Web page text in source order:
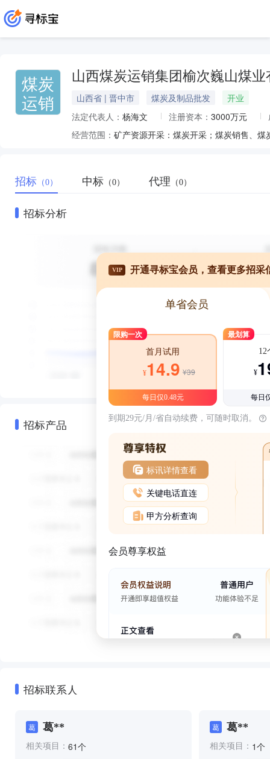
煤炭
运销
山西煤炭运销集团榆次巍山煤业
山西省 | 晋中市 煤炭及制品批发
开业
法定代表人： 杨海文 注册资本： 3000万元
经营范围： 矿产资源开采：煤炭开采；煤炭销售、
招标 （0） 中标 （0） 代理 （0）
招标分析
招标产品
VIP 开通寻标宝会员，查看更多招采
单省会员
限购一次
首月试用
¥14.9 ¥39
每日仅0.48元
最划算
12
¥
每日
到期29元/月/省自动续费，可随时取消。
标讯详情查看
关键电话直连
甲方分析查询
会员尊享权益
招标联系人
葛 葛**
相关项目： 61个
葛 葛**
相关项目： 1个